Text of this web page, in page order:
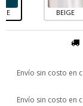
BEIGE
Envío sin costo en
Envío sin costo en